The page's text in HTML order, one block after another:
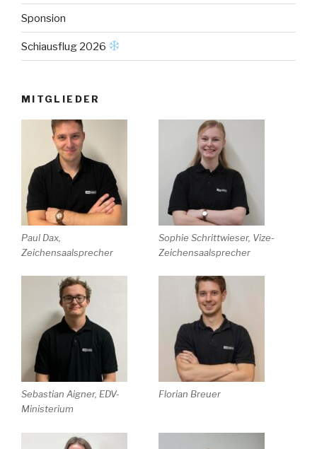
Sponsion
Schiausflug 2026
MITGLIEDER
Paul Dax,
Zeichensaalsprecher
Sophie Schrittwieser, Vize-
Zeichensaalsprecher
Sebastian Aigner, EDV-
Ministerium
Florian Breuer